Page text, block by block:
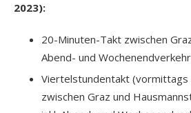
2023):
20-Minuten-Takt zwischen
Abend- und
Viertelstundentakt
zwischen Graz und